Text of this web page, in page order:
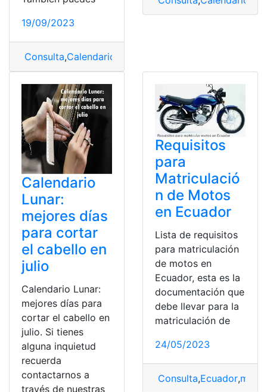
19/09/2023
Consulta,Calendario
Calendario
Lunar:
mejores días
para cortar
el cabello en
julio
Calendario Lunar:
mejores días para
cortar el cabello en
julio. Si tienes
alguna inquietud
recuerda
contactarnos a
través de nuestras
Requisitos
para
Matriculació
n de Motos
en Ecuador
Lista de requisitos
para matriculación
de motos en
Ecuador, esta es la
documentación que
debe llevar para la
matriculación de
24/05/2023
Consulta,Ecuador,